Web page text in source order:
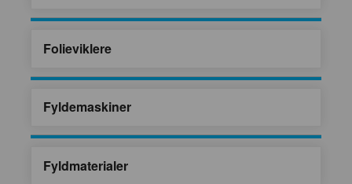
Folieviklere
Fyldemaskiner
Fyldmaterialer